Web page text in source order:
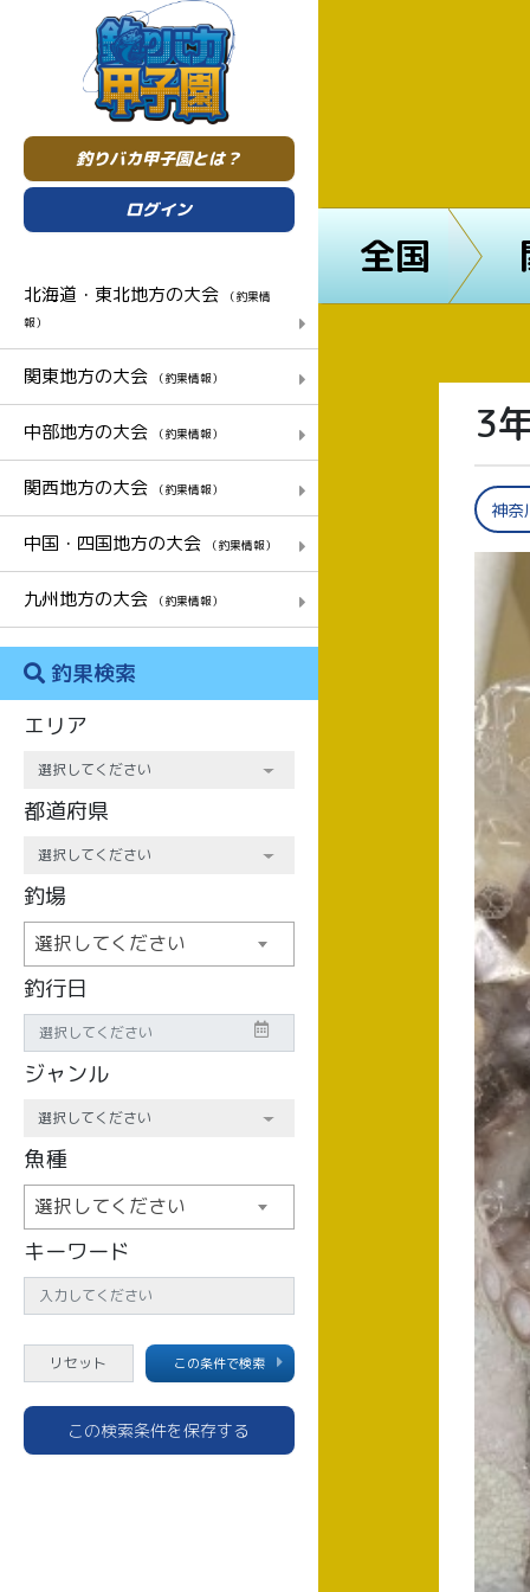
釣りバカ甲子園とは？
ログイン
北海道・東北地方の大会
（釣果情
報）
関東地方の大会 （釣果情報）
中部地方の大会 （釣果情報）
関西地方の大会 （釣果情報）
中国・四国地方の大会 （釣果情報）
九州地方の大会 （釣果情報）
釣果検索
エリア
都道府県
釣場
選択してください
釣行日
ジャンル
魚種
選択してください
キーワード
この条件で検索
この検索条件を保存する
全国
3
神奈